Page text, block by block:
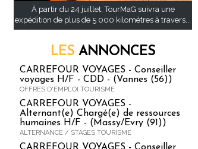
À partir du 24 juillet, TourMaG suivra une
expédition de plus de 5 000 kilomètres à travers...
LES ANNONCES
CARREFOUR VOYAGES - Conseiller
voyages H/F - CDD - (Vannes (56))
OFFRES D'EMPLOI TOURISME
CARREFOUR VOYAGES -
Alternant(e) Chargé(e) de ressources
humaines H/F - (Massy/Evry (91))
ALTERNANCE / STAGES TOURISME